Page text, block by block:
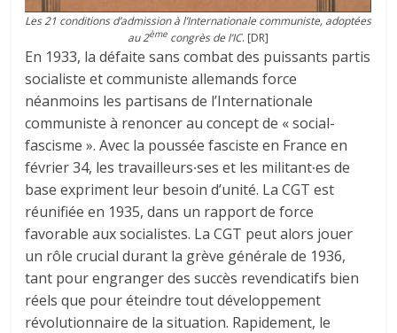
Les 21 conditions d’admission à l’Internationale communiste, adoptées
au 2ème congrès de l’IC. [DR]
En 1933, la défaite sans combat des puissants partis
socialiste et communiste allemands force
néanmoins les partisans de l’Internationale
communiste à renoncer au concept de « social-
fascisme ». Avec la poussée fasciste en France en
février 34, les travailleurs∙ses et les militant∙es de
base expriment leur besoin d’unité. La CGT est
réunifiée en 1935, dans un rapport de force
favorable aux socialistes. La CGT peut alors jouer
un rôle crucial durant la grève générale de 1936,
tant pour engranger des succès revendicatifs bien
réels que pour éteindre tout développement
révolutionnaire de la situation. Rapidement, le